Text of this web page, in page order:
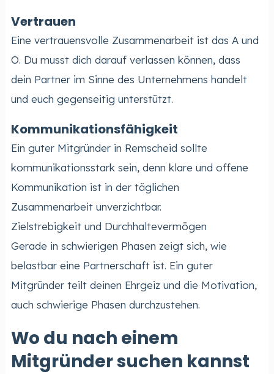
Vertrauen
Eine vertrauensvolle Zusammenarbeit ist das A und
O. Du musst dich darauf verlassen können, dass
dein Partner im Sinne des Unternehmens handelt
und euch gegenseitig unterstützt.
Kommunikationsfähigkeit
Ein guter Mitgründer in Remscheid sollte
kommunikationsstark sein, denn klare und offene
Kommunikation ist in der täglichen
Zusammenarbeit unverzichtbar.
Zielstrebigkeit und Durchhaltevermögen
Gerade in schwierigen Phasen zeigt sich, wie
belastbar eine Partnerschaft ist. Ein guter
Mitgründer teilt deinen Ehrgeiz und die Motivation,
auch schwierige Phasen durchzustehen.
Wo du nach einem
Mitgründer suchen kannst